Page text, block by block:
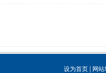
设为首页
网